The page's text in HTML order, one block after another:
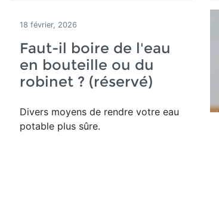
18 février, 2026
Faut-il boire de l'eau
en bouteille ou du
robinet ? (réservé)
Divers moyens de rendre votre eau
potable plus sûre.